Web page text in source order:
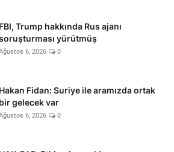
FBI, Trump hakkında Rus ajanı
yürütmüş
6, 2026 0
Hakan Fidan: Suriye ile aramızda ortak
bir gelecek var
6, 2026 0